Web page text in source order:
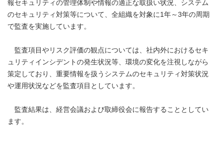
報セキュリティの管理体制や情報の適正な取扱い状況、システム
のセキュリティ対策等について、全組織を対象に1年～3年の周期
で監査を実施しています。
監査項目やリスク評価の観点については、社内外におけるセキ
ュリティインシデントの発生状況等、環境の変化を注視しながら
策定しており、重要情報を扱うシステムのセキュリティ対策状況
や運用状況などを監査項目としています。
監査結果は、経営会議および取締役会に報告することとしてい
ます。